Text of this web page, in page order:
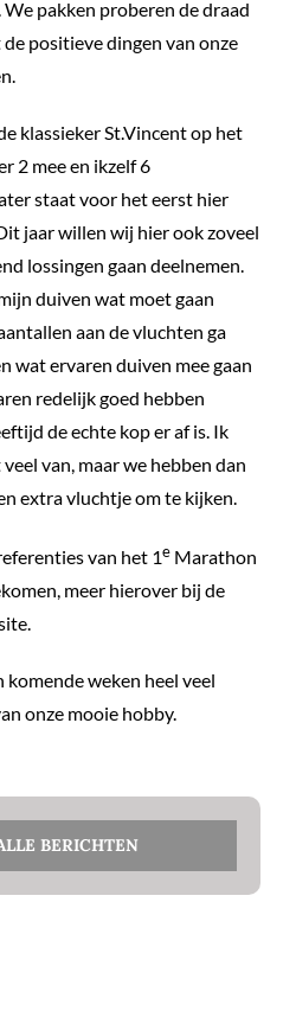
pakken proberen de draad
positieve dingen van onze
klassieker St.Vincent op het
2 mee en ikzelf 6
staat voor het eerst hier
jaar willen wij hier ook zoveel
lossingen gaan deelnemen.
duiven wat moet gaan
aan de vluchten ga
wat ervaren duiven mee gaan
redelijk goed hebben
de echte kop er af is. Ik
van, maar we hebben dan
extra vluchtje om te kijken.
van het 1e Marathon
meer hierover bij de
weken heel veel
onze mooie hobby.
BERICHTEN